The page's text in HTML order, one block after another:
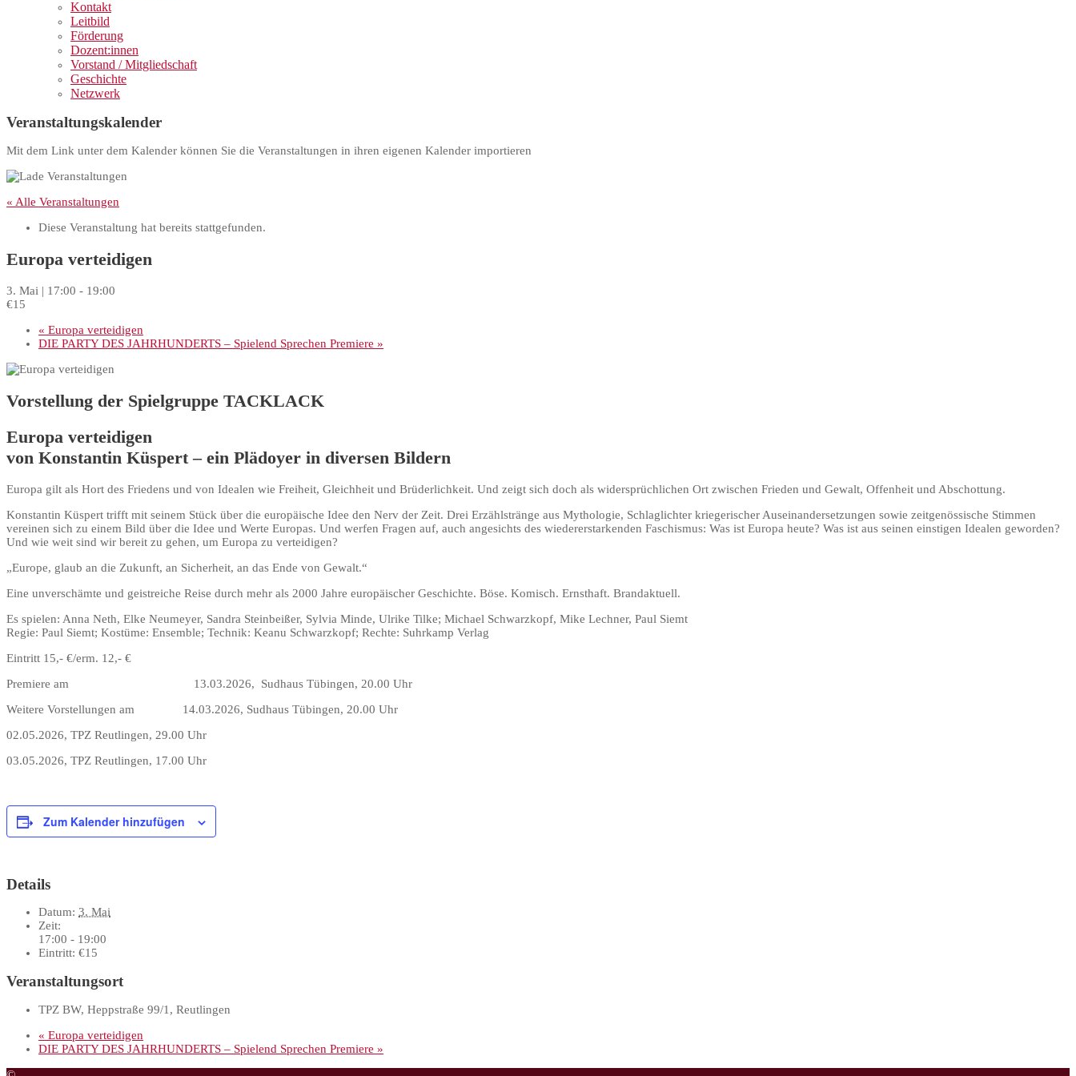
Kontakt
Leitbild
Förderung
Dozent:innen
Vorstand / Mitgliedschaft
Geschichte
Netzwerk
Veranstaltungskalender
Mit dem Link unter dem Kalender können Sie die Veranstaltungen in ihren eigenen Kalender importieren
« Alle Veranstaltungen
Diese Veranstaltung hat bereits stattgefunden.
Europa verteidigen
3. Mai | 17:00 - 19:00
€15
« Europa verteidigen
DIE PARTY DES JAHRHUNDERTS – Spielend Sprechen Premiere »
Vorstellung der Spielgruppe TACKLACK
Europa verteidigen
von Konstantin Küspert – ein Plädoyer in diversen Bildern
Europa gilt als Hort des Friedens und von Idealen wie Freiheit, Gleichheit und Brüderlichkeit. Und zeigt sich doch als widersprüchlichen Ort zwischen Frieden und Gewalt, Offenheit und Abschottung.
Konstantin Küspert trifft mit seinem Stück über die europäische Idee den Nerv der Zeit. Drei Erzählstränge aus Mythologie, Schlaglichter kriegerischer Auseinandersetzungen sowie zeitgenössische Stimmen
vereinen sich zu einem Bild über die Idee und Werte Europas. Und werfen Fragen auf, auch angesichts des wiedererstarkenden Faschismus: Was ist Europa heute? Was ist aus seinen einstigen Idealen geworden?
Und wie weit sind wir bereit zu gehen, um Europa zu verteidigen?
„Europe, glaub an die Zukunft, an Sicherheit, an das Ende von Gewalt.“
Eine unverschämte und geistreiche Reise durch mehr als 2000 Jahre europäischer Geschichte. Böse. Komisch. Ernsthaft. Brandaktuell.
Es spielen: Anna Neth, Elke Neumeyer, Sandra Steinbeißer, Sylvia Minde, Ulrike Tilke; Michael Schwarzkopf, Mike Lechner, Paul Siemt
Regie: Paul Siemt; Kostüme: Ensemble; Technik: Keanu Schwarzkopf; Rechte: Suhrkamp Verlag
Eintritt 15,- €/erm. 12,- €
Premiere am 13.03.2026, Sudhaus Tübingen, 20.00 Uhr
Weitere Vorstellungen am 14.03.2026, Sudhaus Tübingen, 20.00 Uhr
02.05.2026, TPZ Reutlingen, 29.00 Uhr
03.05.2026, TPZ Reutlingen, 17.00 Uhr
Zum Kalender hinzufügen
Details
Datum: 3. Mai
Zeit:
17:00 - 19:00
Eintritt: €15
Veranstaltungsort
TPZ BW, Heppstraße 99/1, Reutlingen
« Europa verteidigen
DIE PARTY DES JAHRHUNDERTS – Spielend Sprechen Premiere »